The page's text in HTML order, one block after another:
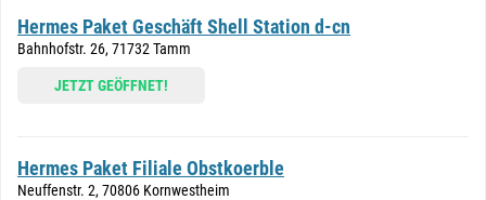
Hermes Paket Geschäft Shell Station d-cn
Bahnhofstr. 26, 71732 Tamm
JETZT GEÖFFNET!
Hermes Paket Filiale Obstkoerble
Neuffenstr. 2, 70806 Kornwestheim